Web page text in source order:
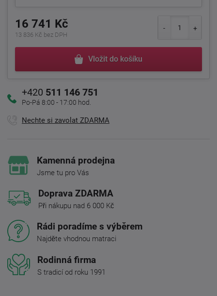
16 741 Kč
13 836 Kč bez DPH
Vložit do košíku
+420 511 146 751
Po-Pá 8:00 - 17:00 hod.
Nechte si zavolat ZDARMA
Kamenná prodejna
Jsme tu pro Vás
Doprava ZDARMA
Při nákupu nad 6 000 Kč
Rádi poradíme s výběrem
Najděte vhodnou matraci
Rodinná firma
S tradicí od roku 1991